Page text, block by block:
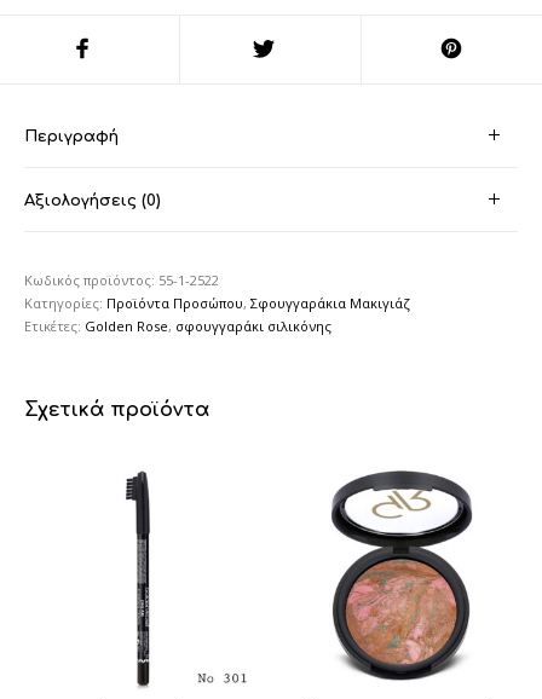
Περιγραφή
Αξιολογήσεις (0)
Κωδικός προϊόντος: 55-1-2522
Κατηγορίες: Προϊόντα Προσώπου,Σφουγγαράκια Μακιγιάζ
Ετικέτες: Golden Rose, σφουγγαράκι σιλικόνης
Σχετικά προϊόντα